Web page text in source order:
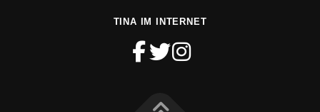
TINA IM INTERNET